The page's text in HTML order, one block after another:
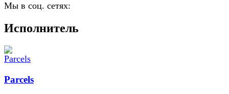
Мы в соц. сетях:
Исполнитель
Parcels